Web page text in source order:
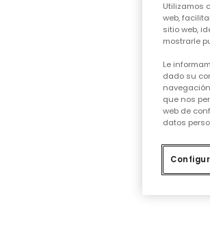
Utilizamos
web,
sitio web,
mostrarle
Le
dado su
que nos
web de
datos